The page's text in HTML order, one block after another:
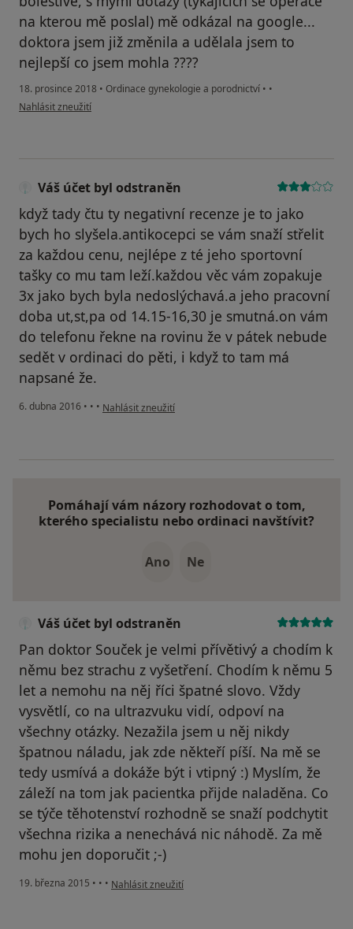
na kterou mě poslal) mě odkázal na google...
doktora jsem již změnila a udělala jsem to
nejlepší co jsem mohla ????
18. prosince 2018 • Ordinace gynekologie a porodnictví • •
podle názoru uživatele Váš účet byl odstraněn
Nahlásit zneužití
Váš účet byl odstraněn
když tady čtu ty negativní recenze je to jako
bych ho slyšela.antikocepci se vám snaží střelit
za každou cenu, nejlépe z té jeho sportovní
tašky co mu tam leží.každou věc vám zopakuje
3x jako bych byla nedoslýchavá.a jeho pracovní
doba ut,st,pa od 14.15-16,30 je smutná.on vám
do telefonu řekne na rovinu že v pátek nebude
sedět v ordinaci do pěti, i když to tam má
napsané že.
6. dubna 2016 • • • podle názoru uživatele Váš účet byl odstraněn
Nahlásit zneužití
Pomáhají vám názory rozhodovat o tom,
kterého specialistu nebo ordinaci navštívit?
Ano Ne
Váš účet byl odstraněn
Pan doktor Souček je velmi přívětivý a chodím k
němu bez strachu z vyšetření. Chodím k němu 5
let a nemohu na něj říci špatné slovo. Vždy
vysvětlí, co na ultrazvuku vidí, odpoví na
všechny otázky. Nezažila jsem u něj nikdy
špatnou náladu, jak zde někteří píší. Na mě se
tedy usmívá a dokáže být i vtipný :) Myslím, že
záleží na tom jak pacientka přijde naladěna. Co
se týče těhotenství rozhodně se snaží podchytit
všechna rizika a nenechává nic náhodě. Za mě
mohu jen doporučit ;-)
19. března 2015 • • • podle názoru uživatele Váš účet byl odstraněn
Nahlásit zneužití